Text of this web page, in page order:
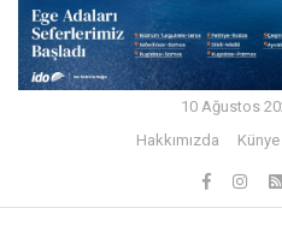
10 Ağustos
Hakkımızda
Künye